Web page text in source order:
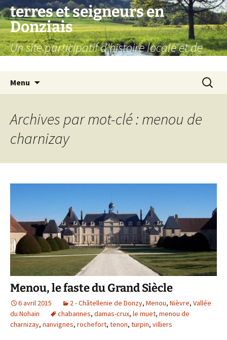
Aller
au
contenu
terres et seigneurs en
Donziais
Un site participatif d'histoire locale et de
Menu
Archives par mot-clé : menou de
charnizay
Menou, le faste du Grand Siècle
6 avril 2015 2 - Châtellenie de Donzy, Menou, Nièvre, Vallée
du Nohain
chabannes, damas-crux, le muet, menou de
charnizay, nanvignes, rochefort, tenon, turpin, villiers